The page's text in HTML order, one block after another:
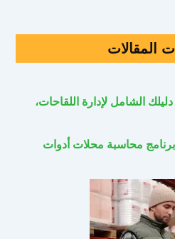
المقالات
الشامل لإدارة اللقاحات،
محاسبة محلات أدوات